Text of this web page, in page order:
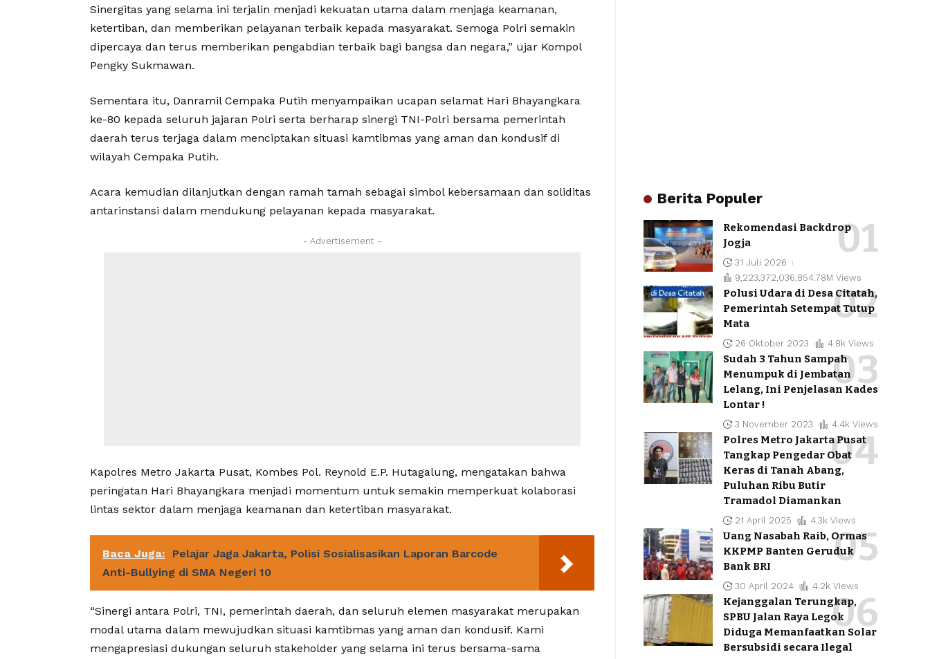
Sinergitas yang selama ini terjalin menjadi kekuatan utama dalam menjaga keamanan,
ketertiban, dan memberikan pelayanan terbaik kepada masyarakat. Semoga Polri semakin
dipercaya dan terus memberikan pengabdian terbaik bagi bangsa dan negara,” ujar Kompol
Pengky Sukmawan.
Sementara itu, Danramil Cempaka Putih menyampaikan ucapan selamat Hari Bhayangkara
ke-80 kepada seluruh jajaran Polri serta berharap sinergi TNI-Polri bersama pemerintah
daerah terus terjaga dalam menciptakan situasi kamtibmas yang aman dan kondusif di
wilayah Cempaka Putih.
Acara kemudian dilanjutkan dengan ramah tamah sebagai simbol kebersamaan dan soliditas
antarinstansi dalam mendukung pelayanan kepada masyarakat.
- Advertisement -
Kapolres Metro Jakarta Pusat, Kombes Pol. Reynold E.P. Hutagalung, mengatakan bahwa
peringatan Hari Bhayangkara menjadi momentum untuk semakin memperkuat kolaborasi
lintas sektor dalam menjaga keamanan dan ketertiban masyarakat.
Baca Juga:
Pelajar Jaga Jakarta, Polisi Sosialisasikan Laporan Barcode
Anti-Bullying di SMA Negeri 10
“Sinergi antara Polri, TNI, pemerintah daerah, dan seluruh elemen masyarakat merupakan
modal utama dalam mewujudkan situasi kamtibmas yang aman dan kondusif. Kami
mengapresiasi dukungan seluruh stakeholder yang selama ini terus bersama-sama
Berita Populer
Rekomendasi Backdrop
Jogja
31 Juli 2026
9,223,372,036,854.78M Views
Polusi Udara di Desa Citatah,
Pemerintah Setempat Tutup
Mata
26 Oktober 2023 4.8k Views
Sudah 3 Tahun Sampah
Menumpuk di Jembatan
Lelang, Ini Penjelasan Kades
Lontar !
3 November 2023 4.4k Views
Polres Metro Jakarta Pusat
Tangkap Pengedar Obat
Keras di Tanah Abang,
Puluhan Ribu Butir
Tramadol Diamankan
21 April 2025 4.3k Views
Uang Nasabah Raib, Ormas
KKPMP Banten Geruduk
Bank BRI
30 April 2024 4.2k Views
Kejanggalan Terungkap,
SPBU Jalan Raya Legok
Diduga Memanfaatkan Solar
Bersubsidi secara Ilegal